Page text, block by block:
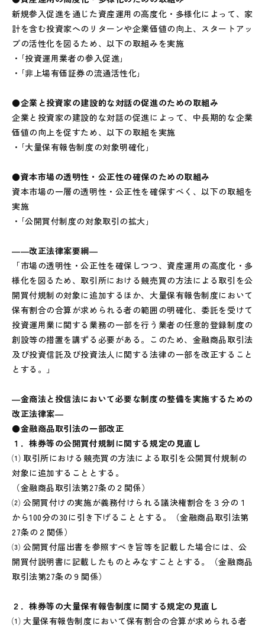
新規参入促進を通じた資産運用の高度化・多様化によって、家
計を含む投資家へのリターンや企業価値の向上、スタートアッ
プの活性化を図るため、以下の取組みを実施
・｢投資運用業者の参入促進｣
・｢非上場有価証券の流通活性化｣
●企業と投資家の建設的な対話の促進のための取組み
企業と投資家の建設的な対話の促進によって、中長期的な企業
価値の向上を促すため、以下の取組を実施
・｢大量保有報告制度の対象明確化｣
●資本市場の透明性・公正性の確保のための取組み
資本市場の一層の透明性・公正性を確保すべく、以下の取組を
実施
・｢公開買付制度の対象取引の拡大｣
――改正法律案要綱―
「市場の透明性・公正性を確保しつつ、資産運用の高度化・多
様化を図るため、取引所における競売買の方法による取引を公
開買付規制の対象に追加するほか、大量保有報告制度において
保有割合の合算が求められる者の範囲の明確化、委託を受けて
投資運用業に関する業務の一部を行う業者の任意的登録制度の
創設等の措置を講ずる必要がある。このため、金融商品取引法
及び投資信託及び投資法人に関する法律の一部を改正すること
とする。」
―金商法と投信法において必要な制度の整備を実施するための
改正法律案―
●金融商品取引法の一部改正
１．株券等の公開買付規制に関する規定の見直し
⑴ 取引所における競売買の方法による取引を公開買付規制の
対象に追加することとする。
（金融商品取引法第27条の２関係）
⑵ 公開買付けの実施が義務付けられる議決権割合を３分の１
から100分の30に引き下げることとする。（金融商品取引法第
27条の２関係）
⑶ 公開買付届出書を参照すべき旨等を記載した場合には、公
開買付説明書に記載したものとみなすこととする。（金融商品
取引法第27条の９関係）
２．株券等の大量保有報告制度に関する規定の見直し
⑴ 大量保有報告制度において保有割合の合算が求められる者